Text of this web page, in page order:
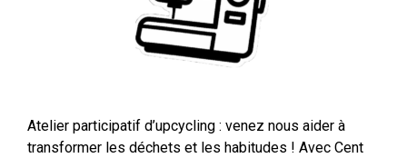
Atelier participatif d’upcycling : venez nous aider à
transformer les déchets et les habitudes ! Avec Cent